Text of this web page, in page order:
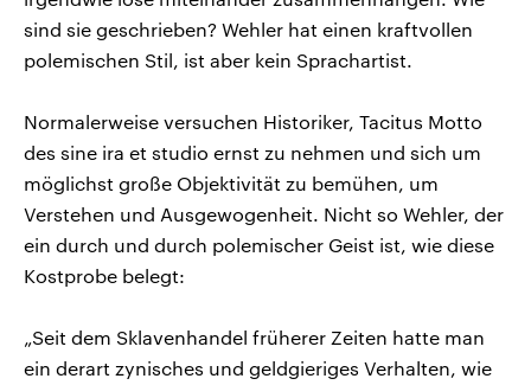
sind sie geschrieben? Wehler hat einen kraftvollen
polemischen Stil, ist aber kein Sprachartist.
Normalerweise versuchen Historiker, Tacitus Motto
des sine ira et studio ernst zu nehmen und sich um
möglichst große Objektivität zu bemühen, um
Verstehen und Ausgewogenheit. Nicht so Wehler, der
ein durch und durch polemischer Geist ist, wie diese
Kostprobe belegt:
„Seit dem Sklavenhandel früherer Zeiten hatte man
ein derart zynisches und geldgieriges Verhalten, wie